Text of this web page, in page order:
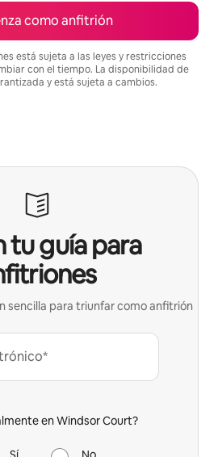
como anfitrión
está sujeta a las leyes y restricciones
con el tiempo. La disponibilidad de
y está sujeta a cambios.
tu guía para
sencilla para triunfar como anfitrión
en Windsor Court?